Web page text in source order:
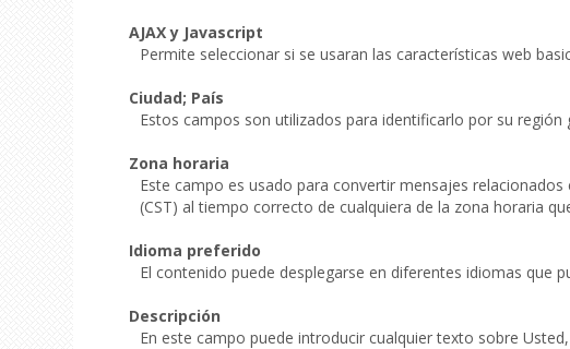
AJAX y Javascript
Permite seleccionar si se usaran las características web
Ciudad; País
Estos campos son utilizados para identificarlo por su región
Zona horaria
Este campo es usado para convertir mensajes
(CST) al tiempo correcto de cualquiera de la zona horaria
Idioma preferido
El contenido puede desplegarse en diferentes idiomas que
Descripción
En este campo puede introducir cualquier texto sobre